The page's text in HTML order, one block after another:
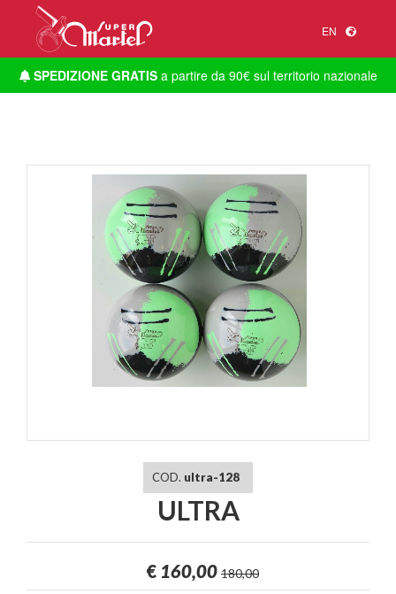
EN
SPEDIZIONE GRATISa partire da 90€ sul territorio nazionale
COD. ultra-128
ULTRA
€ 160,00 180,00